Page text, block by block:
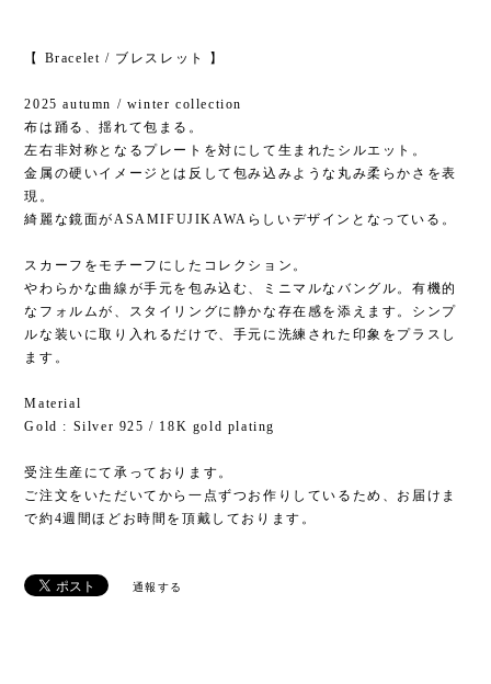
【 Bracelet / ブレスレット 】
2025 autumn / winter collection
布は踊る、揺れて包まる。
左右非対称となるプレートを対にして生まれたシルエット。
金属の硬いイメージとは反して包み込みような丸み柔らかさを表
現。
綺麗な鏡面がASAMIFUJIKAWAらしいデザインとなっている。
スカーフをモチーフにしたコレクション。
やわらかな曲線が手元を包み込む、ミニマルなバングル。有機的
なフォルムが、スタイリングに静かな存在感を添えます。シンプ
ルな装いに取り入れるだけで、手元に洗練された印象をプラスし
ます。
Material
Gold : Silver 925 / 18K gold plating
受注生産にて承っております。
ご注文をいただいてから一点ずつお作りしているため、お届けま
で約4週間ほどお時間を頂戴しております。
通報する